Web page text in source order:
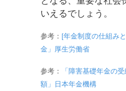
いえるでしょう。
参考： [年金制度の仕組み
金」厚生労働省
参考：
「障害基礎年金の
額」日本年金機構